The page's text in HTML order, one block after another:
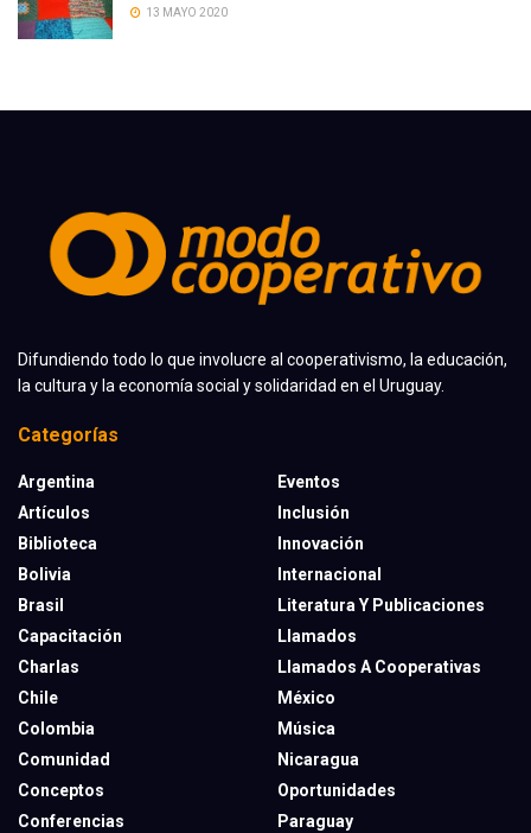
13 MAYO 2020
Difundiendo todo lo que involucre al cooperativismo, la educación,
la cultura y la economía social y solidaridad en el Uruguay.
Categorías
Argentina
Artículos
Biblioteca
Bolivia
Brasil
Capacitación
Charlas
Chile
Colombia
Comunidad
Conceptos
Conferencias
Eventos
Inclusión
Innovación
Internacional
Literatura Y Publicaciones
Llamados
Llamados A Cooperativas
México
Música
Nicaragua
Oportunidades
Paraguay